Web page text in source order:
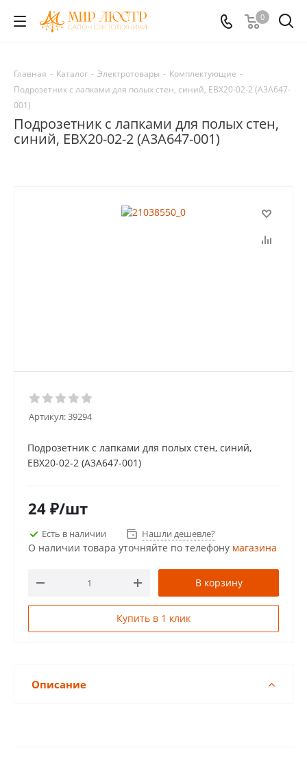
0
Главная - Каталог - Электротовары - Комплектующие -
Подрозетник с лапками для полых стен, синий, EBX20-02-2 (A3A647-
001)
Подрозетник с лапками для полых стен,
синий, EBX20-02-2 (A3A647-001)
Артикул:39294
Подрозетник с лапками для полых стен, синий,
EBX20-02-2 (A3A647-001)
24 ₽/шт
Есть в наличии Нашли дешевле?
О наличии товара уточняйте по телефону магазина
В корзину
Купить в 1 клик
Описание